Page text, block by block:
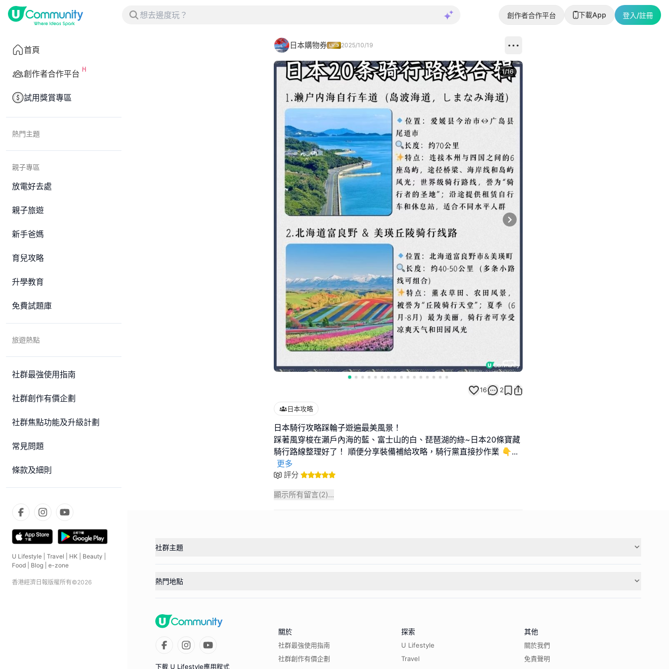
創作者合作平台 下載App 登入/註冊
首頁
創作者合作平台
試用獎賞專區
熱門主題
親子專區
放電好去處
親子旅遊
新手爸媽
育兒攻略
升學教育
免費試題庫
旅遊熱點
社群最強使用指南
社群創作有價企劃
社群焦點功能及升級計劃
常見問題
條款及細則
U Lifestyle Travel HK Beauty
Food
Blog e-zone
香港經濟日報版權所有©2026
日本購物券 2025/10/19
Next slide
1/16
16 2
日本攻略
日本騎行攻略踩輪子遊遍最美風景！
踩著風穿梭在瀨戶內海的藍、富士山的白、琵琶湖的綠~日本20條寶藏
騎行路線整理好了！ 順便分享裝備補給攻略，騎行黨直接抄作業 👇...
更多
評分
顯示所有留言(2)...
社群主題
熱門地點
下載 U Lifestyle應用程式
關於
社群最強使用指南
社群創作有價企劃
探索
U Lifestyle
Travel
其他
關於我們
免責聲明